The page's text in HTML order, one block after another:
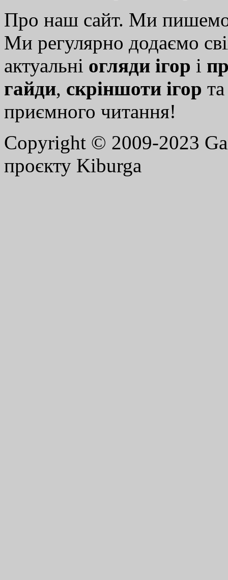
Про наш сайт. Ми
Ми регулярно додаємо
актуальні огляди ігор і
гайди, скріншоти ігор
приємного читання!
Copyright © 2009-2023
проєкту Kiburga